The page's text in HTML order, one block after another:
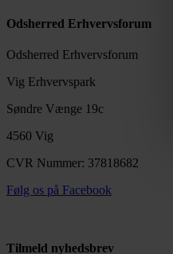
Odsherred Erhvervsforum
Odsherred Erhvervsforum
Vig Erhvervspark
Søndre Vænge 19c
4560 Vig
CVR Nummer: 37818682
Følg os på Facebook
Tilmeld nyhedsbrev